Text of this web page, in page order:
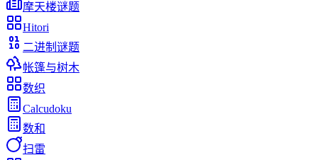
摩天楼谜题
Hitori
二进制谜题
帐篷与树木
数织
Calcudoku
数和
扫雷